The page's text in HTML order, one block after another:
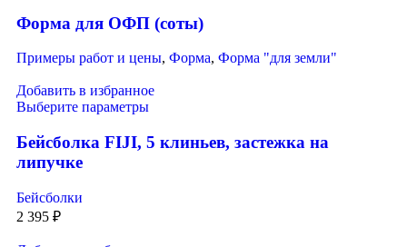
Форма для ОФП (соты)
Примеры работ и цены, Форма, Форма "для земли"
Добавить в избранное
Выберите параметры
Бейсболка FIJI, 5 клиньев, застежка на
липучке
Бейсболки
2 395 ₽